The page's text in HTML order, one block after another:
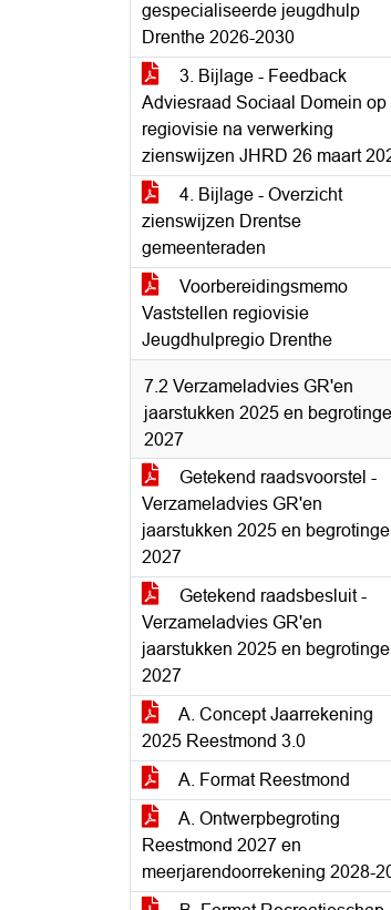
gespecialiseerde jeugdhulp
Drenthe 2026-2030
3. Bijlage - Feedback
Adviesraad Sociaal Domein op
regiovisie na verwerking
zienswijzen JHRD 26 maart
4. Bijlage - Overzicht
zienswijzen Drentse
gemeenteraden
Voorbereidingsmemo
Vaststellen regiovisie
Jeugdhulpregio Drenthe
7.2 Verzameladvies GR'en
jaarstukken 2025 en
2027
Getekend raadsvoorstel -
Verzameladvies GR'en
jaarstukken 2025 en
2027
Getekend raadsbesluit -
Verzameladvies GR'en
jaarstukken 2025 en
2027
A. Concept Jaarrekening
2025 Reestmond 3.0
A. Format Reestmond
A. Ontwerpbegroting
Reestmond 2027 en
meerjarendoorrekening 2028-